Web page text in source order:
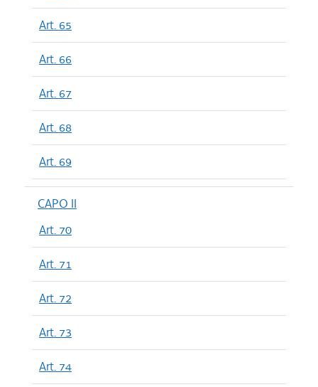
Art. 65
Art. 66
Art. 67
Art. 68
Art. 69
CAPO II
Art. 70
Art. 71
Art. 72
Art. 73
Art. 74